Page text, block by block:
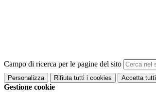
Campo di ricerca per le pagine del sito
Personalizza Rifiuta tutti i cookies Accetta tutti
Gestione cookie